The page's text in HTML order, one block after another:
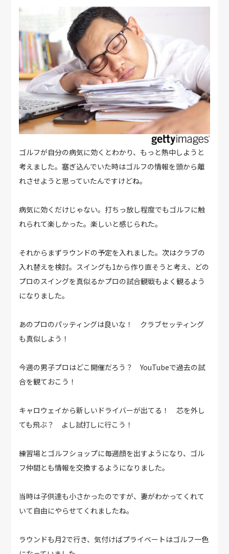
ゴルフが自分の病気に効くとわかり、もっと熱中しようと
考えました。塞ぎ込んでいた時はゴルフの情報を頭から離
れさせようと思っていたんですけどね。
病気に効くだけじゃない。打ちっ放し程度でもゴルフに触
れられて楽しかった。楽しいと感じられた。
それからまずラウンドの予定を入れました。次はクラブの
入れ替えを検討。スイングも1から作り直そうと考え、どの
プロのスイングを真似るかプロの試合観戦もよく観るよう
になりました。
あのプロのパッティングは良いな！ クラブセッティング
も真似しよう！
今週の男子プロはどこ開催だろう？ YouTubeで過去の試
合を観ておこう！
キャロウェイから新しいドライバーが出てる！ 芯を外し
ても飛ぶ？ よし試打しに行こう！
練習場とゴルフショップに毎週顔を出すようになり、ゴル
フ仲間とも情報を交換するようになりました。
当時は子供達も小さかったのですが、妻がわかってくれて
いて自由にやらせてくれましたね。
ラウンドも月2で行き、気付けばプライベートはゴルフ一色